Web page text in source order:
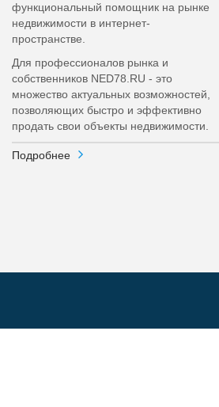
функциональный помощник на рынке
недвижимости в интернет-
пространстве.
Для профессионалов рынка и
собственников NED78.RU - это
множество актуальных возможностей,
позволяющих быстро и эффективно
продать свои объекты недвижимости.
Подробнее